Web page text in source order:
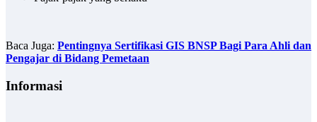
Baca Juga: Pentingnya Sertifikasi GIS BNSP Bagi Para Ahli dan
Pengajar di Bidang Pemetaan
Informasi